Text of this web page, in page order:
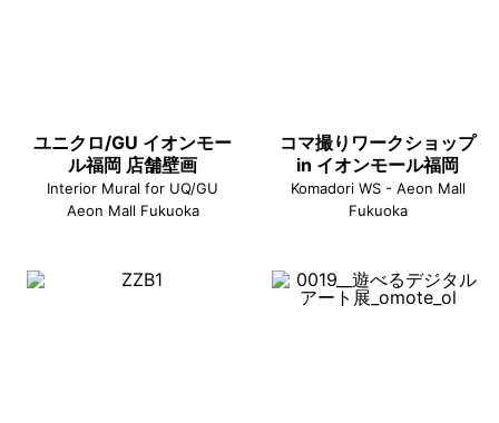
ユニクロ/GU イオンモー
ル福岡 店舗壁画
Interior Mural for UQ/GU
Aeon Mall Fukuoka
コマ撮りワークショップ
in イオンモール福岡
Komadori WS - Aeon Mall
Fukuoka